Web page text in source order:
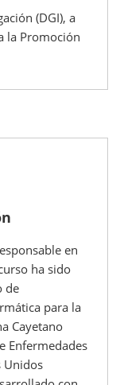
(DGI), a
la Promoción
en
ha sido
de
para la
Cayetano
Enfermedades
Unidos